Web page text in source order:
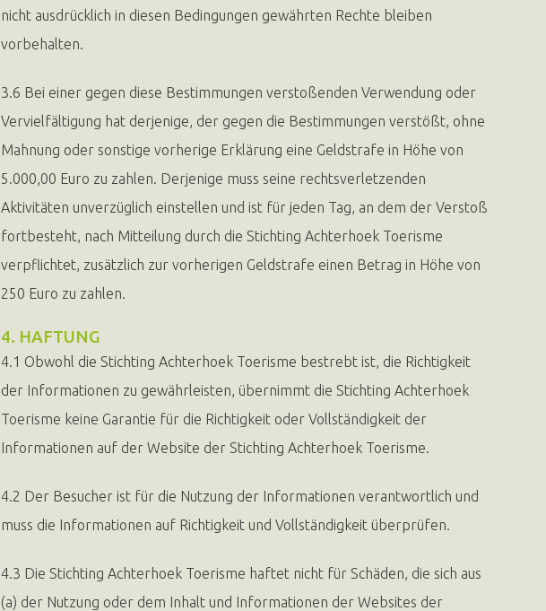
nicht ausdrücklich in diesen Bedingungen gewährten Rechte bleiben
vorbehalten.
3.6 Bei einer gegen diese Bestimmungen verstoßenden Verwendung oder
Vervielfältigung hat derjenige, der gegen die Bestimmungen verstößt, ohne
Mahnung oder sonstige vorherige Erklärung eine Geldstrafe in Höhe von
5.000,00 Euro zu zahlen. Derjenige muss seine rechtsverletzenden
Aktivitäten unverzüglich einstellen und ist für jeden Tag, an dem der Verstoß
fortbesteht, nach Mitteilung durch die Stichting Achterhoek Toerisme
verpflichtet, zusätzlich zur vorherigen Geldstrafe einen Betrag in Höhe von
250 Euro zu zahlen.
4. HAFTUNG
4.1 Obwohl die Stichting Achterhoek Toerisme bestrebt ist, die Richtigkeit
der Informationen zu gewährleisten, übernimmt die Stichting Achterhoek
Toerisme keine Garantie für die Richtigkeit oder Vollständigkeit der
Informationen auf der Website der Stichting Achterhoek Toerisme.
4.2 Der Besucher ist für die Nutzung der Informationen verantwortlich und
muss die Informationen auf Richtigkeit und Vollständigkeit überprüfen.
4.3 Die Stichting Achterhoek Toerisme haftet nicht für Schäden, die sich aus
(a) der Nutzung oder dem Inhalt und Informationen der Websites der